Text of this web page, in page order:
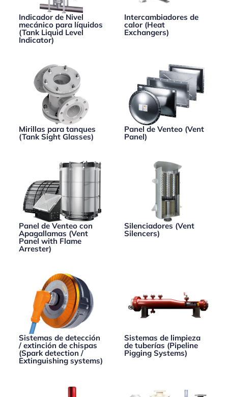
Indicador de Nivel
mecánico para líquidos
(Tank Liquid Level
Indicator)
Intercambiadores de
calor (Heat
Exchangers)
Mirillas para tanques
(Tank Sight Glasses)
Panel de Venteo (Vent
Panel)
Panel de Venteo con
Apagallamas (Vent
Panel with Flame
Arrester)
Silenciadores (Vent
Silencers)
Sistemas de detección
/ extinción de chispas
(Spark detection /
Extinguishing systems)
Sistemas de limpieza
de tuberías (Pipeline
Pigging Systems)